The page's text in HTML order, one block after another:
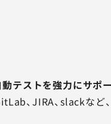
動テストを強力にサポ
、JIRA、slackな